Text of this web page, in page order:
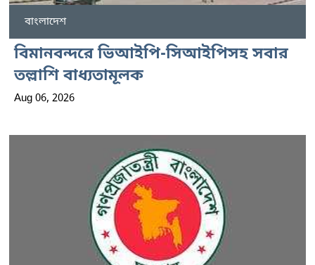
বাংলাদেশ
বিমানবন্দরে ভিআইপি-সিআইপিসহ সবার
তল্লাশি বাধ্যতামূলক
Aug 06, 2026